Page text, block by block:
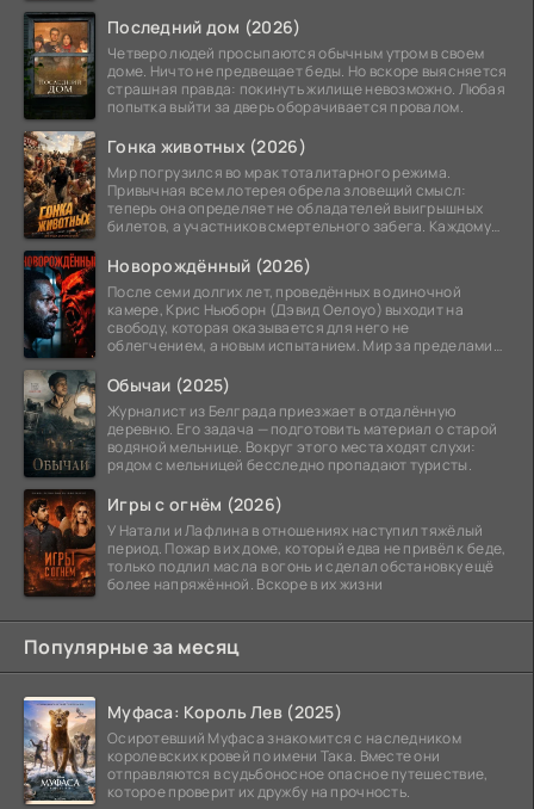
Последний дом (2026)
Четверо людей просыпаются обычным утром в своем
доме. Ничто не предвещает беды. Но вскоре выясняется
страшная правда: покинуть жилище невозможно. Любая
попытка выйти за дверь оборачивается провалом.
Гонка животных (2026)
Мир погрузился во мрак тоталитарного режима.
Привычная всем лотерея обрела зловещий смысл:
теперь она определяет не обладателей выигрышных
билетов, а участников смертельного забега. Каждому
Новорождённый (2026)
После семи долгих лет, проведённых в одиночной
камере, Крис Ньюборн (Дэвид Оелоуо) выходит на
свободу, которая оказывается для него не
облегчением, а новым испытанием. Мир за пределами
Обычаи (2025)
Журналист из Белграда приезжает в отдалённую
деревню. Его задача — подготовить материал о старой
водяной мельнице. Вокруг этого места ходят слухи:
рядом с мельницей бесследно пропадают туристы.
Игры с огнём (2026)
У Натали и Лафлина в отношениях наступил тяжёлый
период. Пожар в их доме, который едва не привёл к беде,
только подлил масла в огонь и сделал обстановку ещё
более напряжённой. Вскоре в их жизни
Популярные за месяц
Муфаса: Король Лев (2025)
Осиротевший Муфаса знакомится с наследником
королевских кровей по имени Така. Вместе они
отправляются в судьбоносное опасное путешествие,
которое проверит их дружбу на прочность.